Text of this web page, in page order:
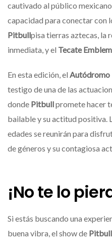
cautivado al público
capacidad para conectar con
Pitbullpisa tierras aztecas, la
inmediata, y el Tecate
En esta edición, el Autódromo
testigo de una de las
donde Pitbullpromete hacer
bailable y su actitud positiva.
edades se reunirán para
de géneros y su contagiosa
¡No te lo
Si estás buscando una
buena vibra, el show de Pitbull